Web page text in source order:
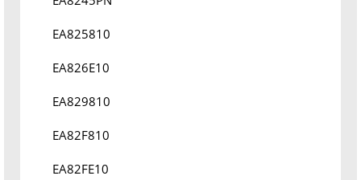
EA825810
EA826E10
EA829810
EA82F810
EA82FE10